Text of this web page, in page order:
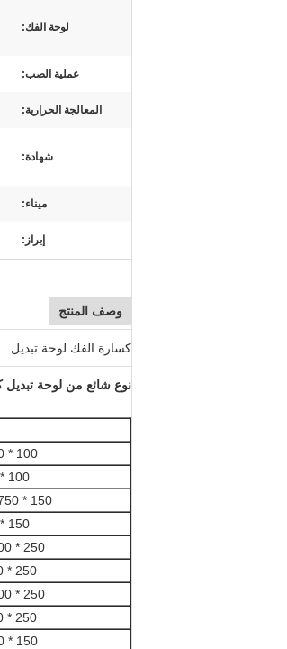
لوحة الفك:
عملية الصب:
المعالجة الحرارية:
شهادة:
ميناء:
إبراز:
وصف المنتج
كسارة الفك لوحة تبديل
نوع شائع من لوحة تبديل
100 * 600 (لوح متأرجح)
100 * 600 (لوحة ثابتة)
150 * 750 (لوحة متأرجحة)
150 * 750 (لوحة ثابتة)
250 * 1000 (لوح متأرجح)
250 * 1000 (لوحة ثابتة)
250 * 1200 (لوح متأرجح)
250 * 1200 (لوحة ثابتة)
150 * 250 (لوح متأرجح)